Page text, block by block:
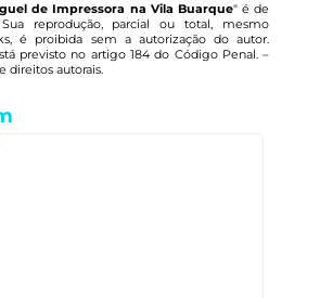
de Impressora na Vila Buarque" é de
reprodução, parcial ou total, mesmo
é proibida sem a autorização do autor.
previsto no artigo 184 do Código Penal. –
direitos autorais.